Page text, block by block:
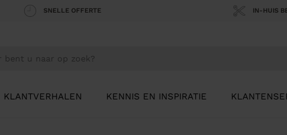
SNELLE OFFERTE IN-HUIS
KLANTVERHALEN KENNIS EN INSPIRATIE